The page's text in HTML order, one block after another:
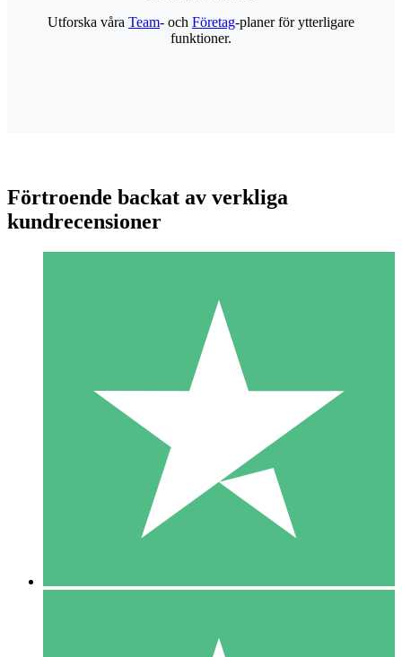
Individuella Kreditpaket
Betala per användning med nedladdningskrediter. Inget
1 Nedladdningar
10 00
10 Nedladdningar
Utforska våra Team- och Företag-planer för ytterligare
funktioner.
Förtroende backat av verkliga
kundrecensioner